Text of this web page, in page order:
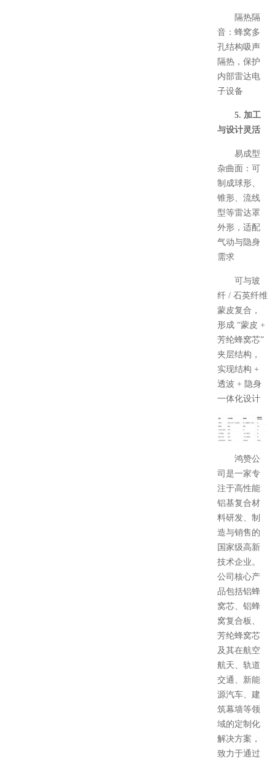
隔热隔
音：蜂窝多
孔结构吸声
隔热，保护
内部雷达电
子设备
5. 加工
与设计灵活
易成型
杂曲面：可
制成球形、
锥形、流线
型等雷达罩
外形，适配
气动与隐身
需求
可与玻
纤 / 石英纤维
蒙皮复合，
形成 “蒙皮 +
芳纶蜂窝芯”
夹层结构，
实现结构 +
透波 + 隐身
一体化设计
鸿赞公
司是一家专
注于高性能
铝基复合材
料研发、制
造与销售的
国家级高新
技术企业。
公司核心产
品包括铝蜂
窝芯、铝蜂
窝复合板、
芳纶蜂窝芯
及其在航空
航天、轨道
交通、新能
源汽车、建
筑幕墙等领
域的定制化
解决方案，
致力于通过